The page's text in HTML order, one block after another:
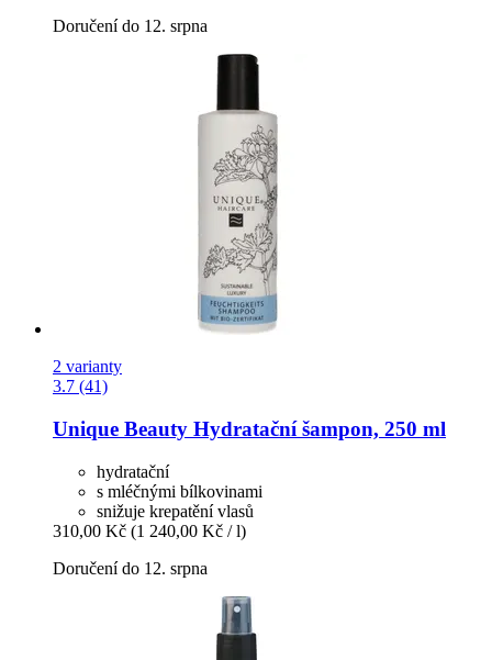
Doručení do 12. srpna
2 varianty
3.7 (41)
Unique Beauty Hydratační šampon, 250 ml
hydratační
s mléčnými bílkovinami
snižuje krepatění vlasů
310,00 Kč (1 240,00 Kč / l)
Doručení do 12. srpna